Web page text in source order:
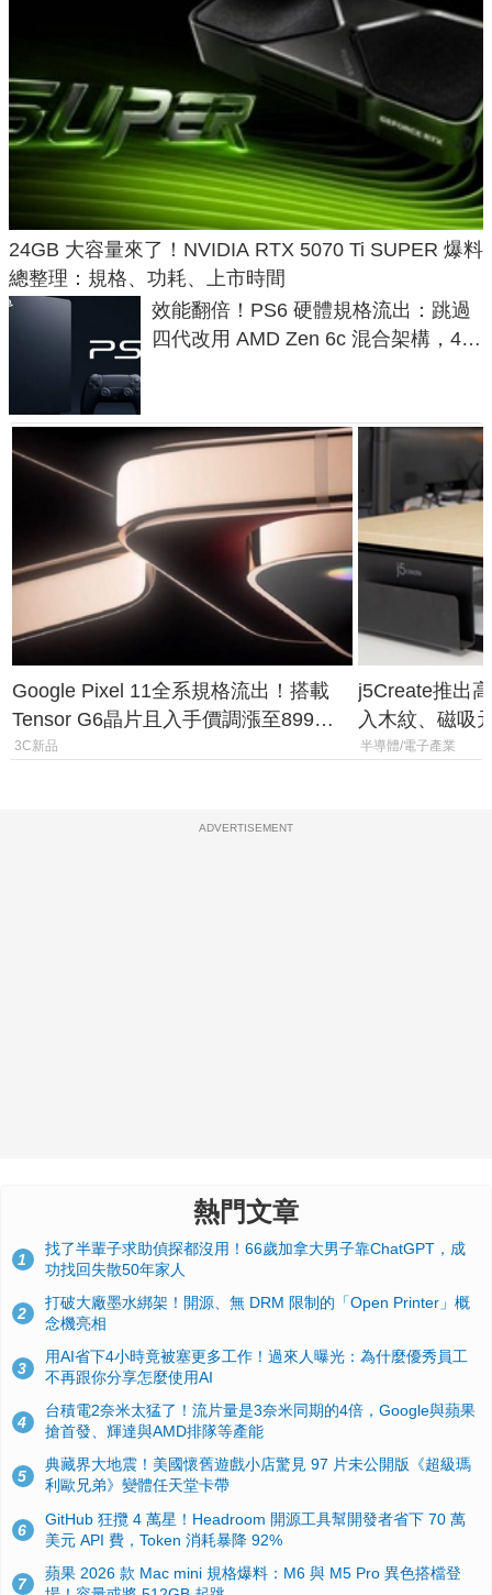
24GB 大容量來了！NVIDIA RTX 5070 Ti SUPER 爆料
總整理：規格、功耗、上市時間
效能翻倍！PS6 硬體規格流出：跳過
四代改用 AMD Zen 6c 混合架構，4K
Google Pixel 11全系規格流出！搭載
Tensor G6晶片且入手價調漲至899美
元
3C新品
j5Create推出
入木紋、磁吸
半導體/電子產業
ADVERTISEMENT
熱門文章
1
找了半輩子求助偵探都沒用！66歲加拿大男子靠ChatGPT，成
功找回失散50年家人
2
打破大廠墨水綁架！開源、無 DRM 限制的「Open Printer」概
念機亮相
3
用AI省下4小時竟被塞更多工作！過來人曝光：為什麼優秀員工
不再跟你分享怎麼使用AI
4
台積電2奈米太猛了！流片量是3奈米同期的4倍，Google與蘋果
搶首發、輝達與AMD排隊等產能
5
典藏界大地震！美國懷舊遊戲小店驚見 97 片未公開版《超級瑪
利歐兄弟》變體任天堂卡帶
6
GitHub 狂攬 4 萬星！Headroom 開源工具幫開發者省下 70 萬
美元 API 費，Token 消耗暴降 92%
7
蘋果 2026 款 Mac mini 規格爆料：M6 與 M5 Pro 異色搭檔登